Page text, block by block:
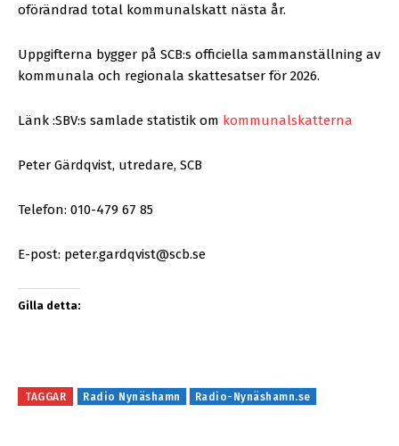
oförändrad total kommunalskatt nästa år.
Uppgifterna bygger på SCB:s officiella sammanställning av
kommunala och regionala skattesatser för 2026.
Länk :SBV:s samlade statistik om kommunalskatterna
Peter Gärdqvist, utredare, SCB
Telefon: 010-479 67 85
E-post: peter.gardqvist@scb.se
Gilla detta:
TAGGAR Radio Nynäshamn Radio-Nynäshamn.se